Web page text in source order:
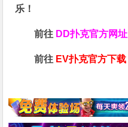
乐！
前往 DD扑克官方网址
前往 EV扑克官方下载